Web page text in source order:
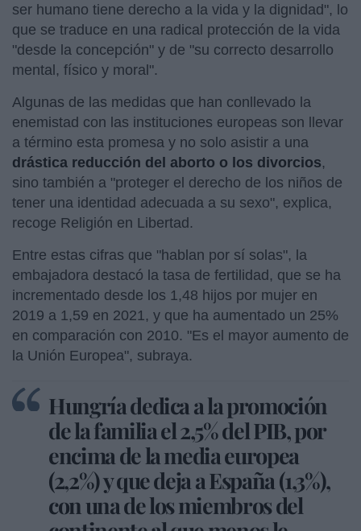
ser humano tiene derecho a la vida y la dignidad", lo
que se traduce en una radical protección de la vida
"desde la concepción" y de "su correcto desarrollo
mental, físico y moral".
Algunas de las medidas que han conllevado la
enemistad con las instituciones europeas son llevar
a término esta promesa y no solo asistir a una
drástica reducción del aborto o los divorcios,
sino también a "proteger el derecho de los niños de
tener una identidad adecuada a su sexo", explica,
recoge Religión en Libertad.
Entre estas cifras que "hablan por sí solas", la
embajadora destacó la tasa de fertilidad, que se ha
incrementado desde los 1,48 hijos por mujer en
2019 a 1,59 en 2021, y que ha aumentado un 25%
en comparación con 2010. "Es el mayor aumento de
la Unión Europea", subraya.
Hungría dedica a la promoción
de la familia el 2,5% del PIB, por
encima de la media europea
(2,2%) y que deja a España (1,3%),
con una de los miembros del